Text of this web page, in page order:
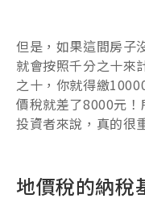
但是，如果這間房子
就會按照千分之十來
之十，你就得繳
價稅就差了8000元
投資者來說，真的很
地價稅的納稅